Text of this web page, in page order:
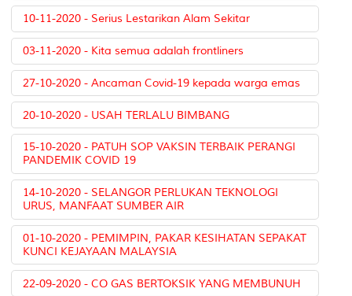
10-11-2020 - Serius Lestarikan Alam Sekitar
03-11-2020 - Kita semua adalah frontliners
27-10-2020 - Ancaman Covid-19 kepada warga emas
20-10-2020 - USAH TERLALU BIMBANG
15-10-2020 - PATUH SOP VAKSIN TERBAIK PERANGI
PANDEMIK COVID 19
14-10-2020 - SELANGOR PERLUKAN TEKNOLOGI
URUS, MANFAAT SUMBER AIR
01-10-2020 - PEMIMPIN, PAKAR KESIHATAN SEPAKAT
KUNCI KEJAYAAN MALAYSIA
22-09-2020 - CO GAS BERTOKSIK YANG MEMBUNUH